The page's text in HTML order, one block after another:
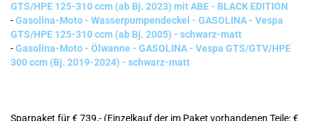
GTS/HPE 125-310 ccm (ab Bj. 2023) mit ABE - BLACK EDITION
-Gasolina-Moto - Wasserpumpendeckel - GASOLINA - Vespa
GTS/HPE 125-310 ccm (ab Bj. 2005) - schwarz-matt
-Gasolina-Moto - Ölwanne - GASOLINA - Vespa GTS/GTV/HPE
300 ccm (Bj. 2019-2024) - schwarz-matt
Sparpaket für € 739,- (Einzelkauf der im Paket vorhandenen Teile: €